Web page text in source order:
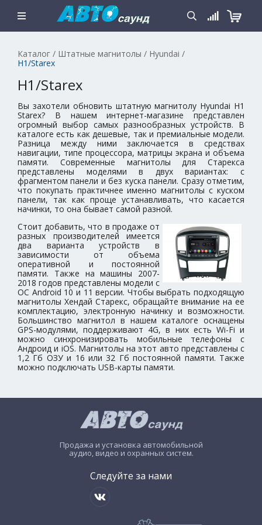
Каталог / Штатные магнитолы / Hyundai /
H1/Starex
H1/Starex
Вы захотели обновить штатную магнитолу Hyundai H1
Starex? В нашем интернет-магазине представлен
огромный выбор самых разнообразных устройств. В
каталоге есть как дешевые, так и премиальные модели.
Разница между ними заключается в средствах
навигации, типе процессора, матрицы экрана и объема
памяти. Современные магнитолы для Старекса
представлены моделями в двух вариантах: с
фрагментом панели и без куска панели. Сразу отметим,
что покупать практичнее именно магнитолы с куском
панели, так как проще устанавливать, что касается
начинки, то она бывает самой разной.
Стоит добавить, что в продаже от
разных производителей имеется
два варианта устройств в
зависимости от объема
оперативной и постоянной
памяти. Также на машины 2007-
2018 годов представлены модели с
ОС Android 10 и 11 версии. Чтобы выбрать подходящую
магнитолы Хендай Старекс, обращайте внимание на ее
комплектацию, электронную начинку и возможности.
Большинство магнитол в нашем каталоге оснащены
GPS-модулями, поддерживают 4G, в них есть Wi-Fi и
можно синхронизировать мобильные телефоны с
Андроид и iOS. Магнитолы на этот авто представлены с
1,2 Гб ОЗУ и 16 или 32 Гб постоянной памяти. Также
можно подключать USB-карты памяти.
Продажа и установка автомобильной
аудио, видео и охранных систем.
Следуйте за нами